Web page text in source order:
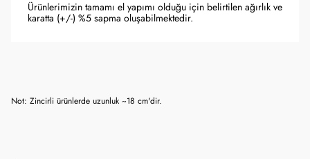
Ürünlerimizin tamamı el yapımı olduğu için belirtilen ağırlık ve
karatta (+/-) %5 sapma oluşabilmektedir.
Not: Zincirli ürünlerde uzunluk ~18 cm'dir.